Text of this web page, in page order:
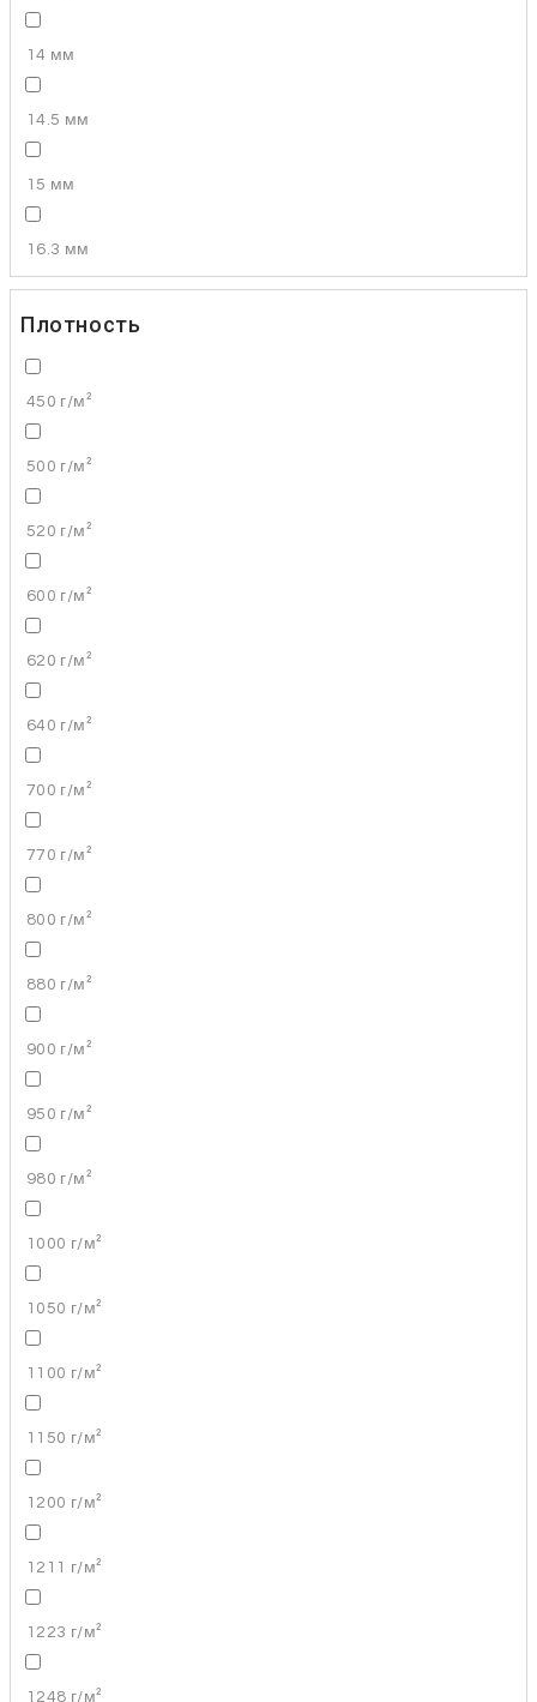
14 мм
14.5 мм
15 мм
16.3 мм
Плотность
450 г/м²
500 г/м²
520 г/м²
600 г/м²
620 г/м²
640 г/м²
700 г/м²
770 г/м²
800 г/м²
880 г/м²
900 г/м²
950 г/м²
980 г/м²
1000 г/м²
1050 г/м²
1100 г/м²
1150 г/м²
1200 г/м²
1211 г/м²
1223 г/м²
1248 г/м²